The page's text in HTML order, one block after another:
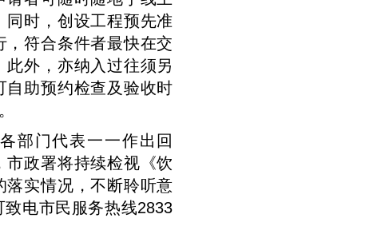
时，创设工程预先准
，符合条件者最快在交
外，亦纳入过往须另
自助预约检查及验收时
部门代表一一作出回
市政署将持续检视《饮
落实情况，不断聆听意
电市民服务热线2833